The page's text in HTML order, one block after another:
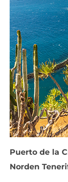
Puerto de la
Norden